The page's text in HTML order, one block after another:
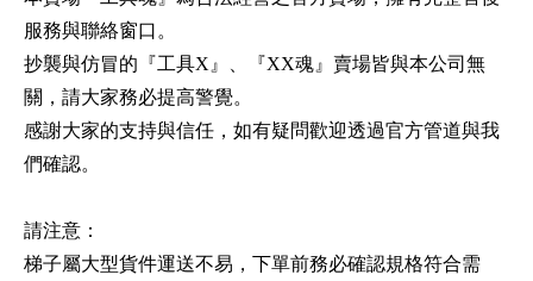
服務與聯絡窗口。
抄襲與仿冒的『工具X』、『XX魂』賣場皆與本公司無
關，請大家務必提高警覺。
感謝大家的支持與信任，如有疑問歡迎透過官方管道與我
們確認。
請注意：
梯子屬大型貨件運送不易，下單前務必確認規格符合需